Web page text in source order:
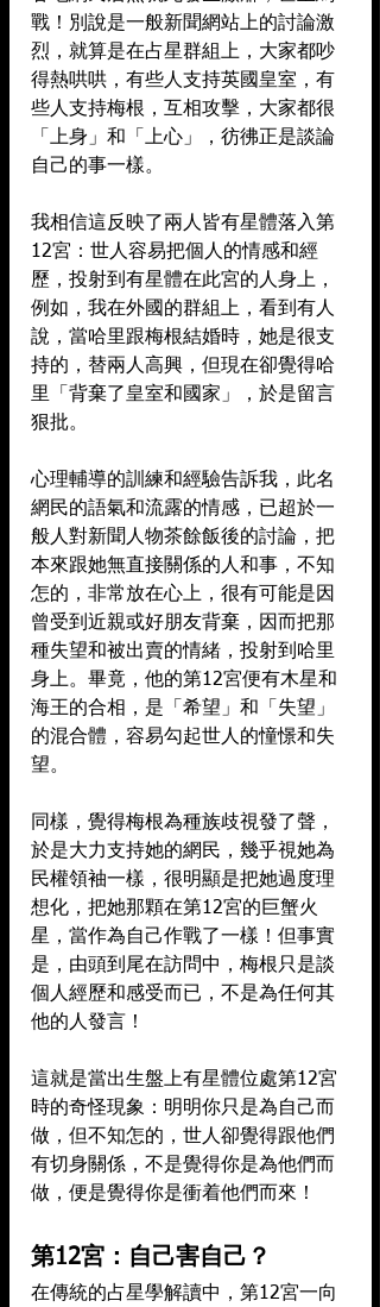
戰！別說是一般新聞網站上的討論激
烈，就算是在占星群組上，大家都吵
得熱哄哄，有些人支持英國皇室，有
些人支持梅根，互相攻擊，大家都很
「上身」和「上心」，彷彿正是談論
自己的事一樣。
我相信這反映了兩人皆有星體落入第
12宮：世人容易把個人的情感和經
歷，投射到有星體在此宮的人身上，
例如，我在外國的群組上，看到有人
說，當哈里跟梅根結婚時，她是很支
持的，替兩人高興，但現在卻覺得哈
里「背棄了皇室和國家」，於是留言
狠批。
心理輔導的訓練和經驗告訴我，此名
網民的語氣和流露的情感，已超於一
般人對新聞人物茶餘飯後的討論，把
本來跟她無直接關係的人和事，不知
怎的，非常放在心上，很有可能是因
曾受到近親或好朋友背棄，因而把那
種失望和被出賣的情緒，投射到哈里
身上。畢竟，他的第12宮便有木星和
海王的合相，是「希望」和「失望」
的混合體，容易勾起世人的憧憬和失
望。
同樣，覺得梅根為種族歧視發了聲，
於是大力支持她的網民，幾乎視她為
民權領袖一樣，很明顯是把她過度理
想化，把她那顆在第12宮的巨蟹火
星，當作為自己作戰了一樣！但事實
是，由頭到尾在訪問中，梅根只是談
個人經歷和感受而已，不是為任何其
他的人發言！
這就是當出生盤上有星體位處第12宮
時的奇怪現象：明明你只是為自己而
做，但不知怎的，世人卻覺得跟他們
有切身關係，不是覺得你是為他們而
做，便是覺得你是衝着他們而來！
第12宮：自己害自己？
在傳統的占星學解讀中，第12宮一向